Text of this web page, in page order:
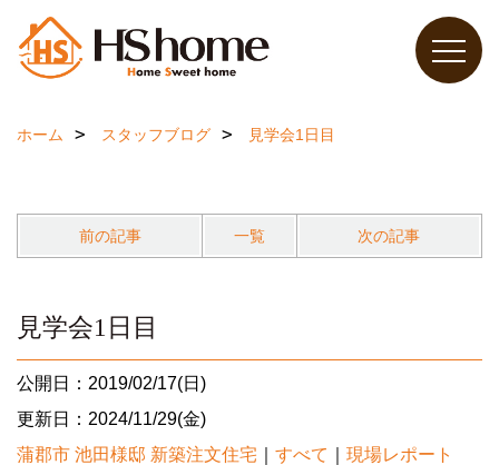
ホーム スタッフブログ 見学会1日目
前の記事 一覧 次の記事
見学会1日目
公開日：2019/02/17(日)
更新日：2024/11/29(金)
蒲郡市 池田様邸 新築注文住宅
すべて 現場レポート